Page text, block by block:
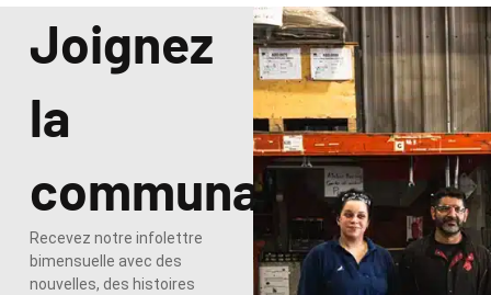
Joignez
la
communauté
Recevez notre infolettre
bimensuelle avec des
nouvelles, des histoires